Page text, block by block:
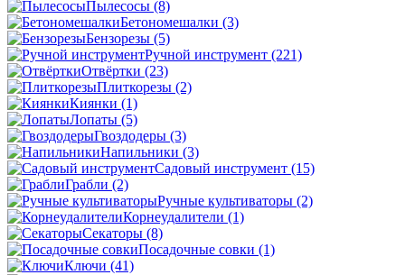
Пылесосы (8)
Бетономешалки (3)
Бензорезы (5)
Ручной инструмент (221)
Отвёртки (23)
Плиткорезы (2)
Киянки (1)
Лопаты (5)
Гвоздодеры (3)
Напильники (3)
Садовый инструмент (15)
Грабли (2)
Ручные культиваторы (2)
Корнеудалители (1)
Секаторы (8)
Посадочные совки (1)
Ключи (41)